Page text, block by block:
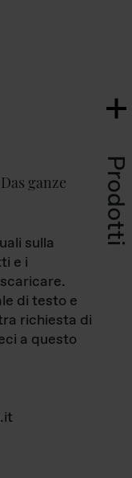
Prodotti
Das ganze
sulla
e i
di testo e
richiesta di
a questo